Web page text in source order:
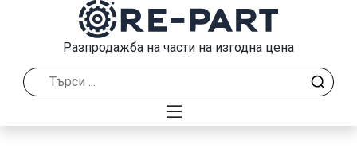
Разпродажба на части на изгодна цена